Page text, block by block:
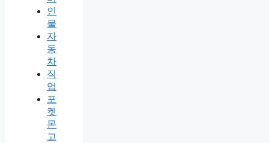
인
물
자
동
차
직
업
포
켓
몬
고